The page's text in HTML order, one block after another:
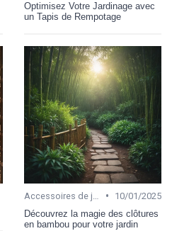
Optimisez Votre Jardinage avec
un Tapis de Rempotage
Accessoires de jardinage •
10/01/2025
Découvrez la magie des clôtures
en bambou pour votre jardin